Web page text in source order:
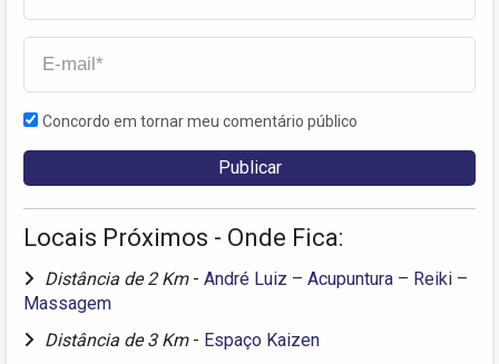
Concordo em tornar meu comentário público
Locais Próximos - Onde Fica:
Distância de 2 Km - André Luiz – Acupuntura – Reiki –
Massagem
Distância de 3 Km - Espaço Kaizen